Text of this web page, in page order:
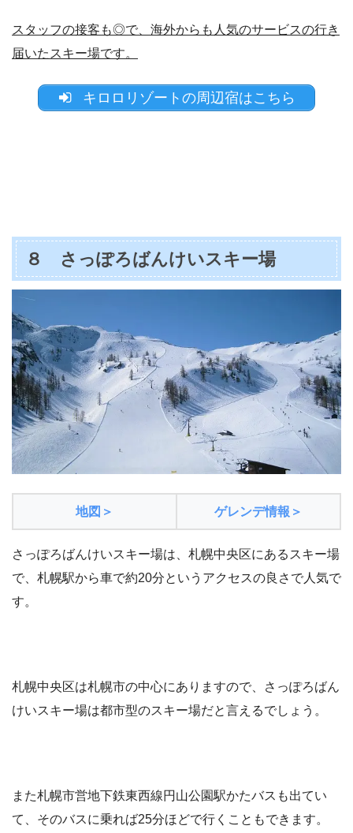
スタッフの接客も◎で、海外からも人気のサービスの行き
届いたスキー場です。
キロロリゾートの周辺宿はこちら
８ さっぽろばんけいスキー場
地図＞ ゲレンデ情報＞
さっぽろばんけいスキー場は、札幌中央区にあるスキー場
で、札幌駅から車で約20分というアクセスの良さで人気で
す。
札幌中央区は札幌市の中心にありますので、さっぽろばん
けいスキー場は都市型のスキー場だと言えるでしょう。
また札幌市営地下鉄東西線円山公園駅かたバスも出てい
て、そのバスに乗れば25分ほどで行くこともできます。